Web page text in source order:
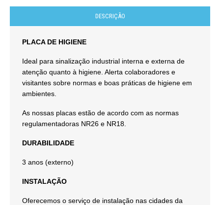
DESCRIÇÃO
PLACA DE HIGIENE
Ideal para sinalização industrial interna e externa de
atenção quanto à higiene. Alerta colaboradores e
visitantes sobre normas e boas práticas de higiene em
ambientes.
As nossas placas estão de acordo com as normas
regulamentadoras NR26 e NR18.
DURABILIDADE
3 anos (externo)
INSTALAÇÃO
Oferecemos o serviço de instalação nas cidades da